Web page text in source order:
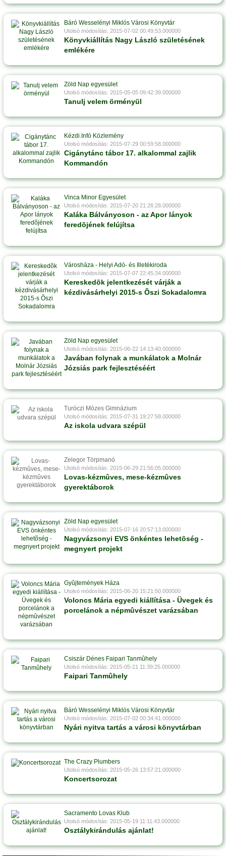
Báró Wesselényi Miklós Városi Könyvtár
Utolsó módosítás: 2015-07-02 00:49:53.000000
Könyvkiállítás Nagy László születésének
emlékére
Zöld Nap egyesület
Utolsó módosítás: 2015-05-05 09:42:39.000000
Tanulj velem örményül
Kézdi.Infó Közlemény
Utolsó módosítás: 2015-07-29 00:59:58.000000
Cigánytánc tábor 17. alkalommal zajlik
Kommandón
Vinca Minor Egyesület
Utolsó módosítás: 2015-07-20 21:26:28.000000
Kaláka Bálványoson - az Apor lányok
feredõjének felújítsa
Városháza - Helyi Adó- és Illetékiroda
Utolsó módosítás: 2015-07-07 22:45:34.000000
Kereskedõk jelentkezését várják a
kézdivásárhelyi 2015-s Õszi Sokadalomra
Zöld Nap egyesület
Utolsó módosítás: 2015-06-22 14:13:40.000000
Javában folynak a munkálatok a Molnár
Józsiás park fejlesztéséért
Turóczi Mózes Gimnázium
Utolsó módosítás: 2015-07-31 19:27:58.000000
Az iskola udvara szépül
Zelegor Törpmanó
Utolsó módosítás: 2015-06-29 21:56:05.000000
Lovas-kézmûves, mese-kézmûves
gyerektáborok
Zöld Nap egyesület
Utolsó módosítás: 2015-07-16 20:57:13.000000
Nagyvázsonyi EVS önkéntes lehetõség -
megnyert projekt
Gyûjtemények Háza
Utolsó módosítás: 2015-06-20 15:21:50.000000
Voloncs Mária egyedi kiállítása - Üvegek és
porcelánok a népmûvészet varázsában
Csiszár Dénes Faipari Tanmûhely
Utolsó módosítás: 2015-05-21 11:39:25.000000
Faipari Tanmûhely
Báró Wesselényi Miklós Városi Könyvtár
Utolsó módosítás: 2015-07-02 00:34:41.000000
Nyári nyitva tartás a városi könyvtárban
The Crazy Plumbers
Utolsó módosítás: 2015-05-26 13:57:21.000000
Koncertsorozat
Sacramento Lovas Klub
Utolsó módosítás: 2015-05-19 11:11:43.000000
Osztálykirándulás ajánlat!